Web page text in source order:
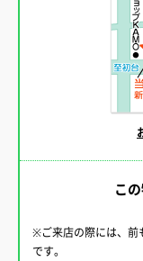
こ
※ご来店の際には、前
です。